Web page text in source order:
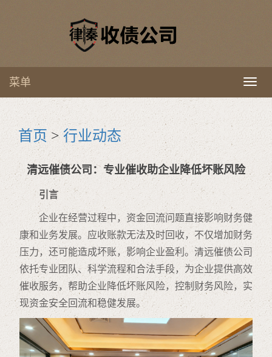
菜单
首页 >行业动态
清远催债公司：专业催收助企业降低坏账风险
引言
企业在经营过程中，资金回流问题直接影响财务健
康和业务发展。应收账款无法及时回收，不仅增加财务
压力，还可能造成坏账，影响企业盈利。清远催债公司
依托专业团队、科学流程和合法手段，为企业提供高效
催收服务，帮助企业降低坏账风险，控制财务风险，实
现资金安全回流和稳健发展。